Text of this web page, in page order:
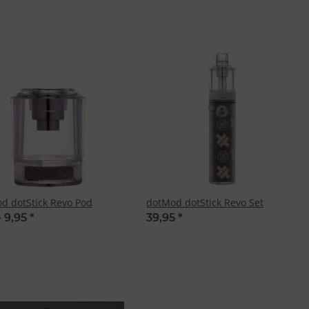
dotStick Revo Pod
9,95 *
dotMod dotStick Revo Set
39,95 *